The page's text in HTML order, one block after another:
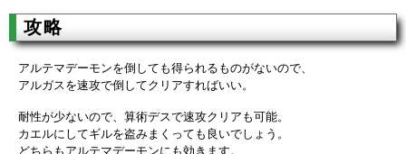
攻略
アルテマデーモンを倒しても得られるものがないので、
アルガスを速攻で倒してクリアすればいい。
耐性が少ないので、算術デスで速攻クリアも可能。
カエルにしてギルを盗みまくっても良いでしょう。
どちらもアルテマデーモンにも効きます。